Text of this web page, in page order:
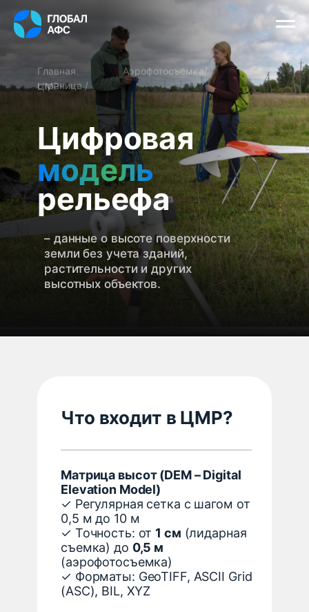
– данные о высоте поверхности
земли без учета зданий,
растительности и других
высотных объектов.
Главная
страница /
Аэрофотосъемка/
ЦМР
Цифровая
модель
рельефа
модель
Что входит в ЦМР?
Матрица высот (DEM – Digital
Elevation Model)
✓ Регулярная сетка с шагом от
0,5 м до 10 м
✓ Точность: от 1 см (лидарная
съемка) до 0,5 м
(аэрофотосъемка)
✓ Форматы: GeoTIFF, ASCII Grid
(ASC), BIL, XYZ